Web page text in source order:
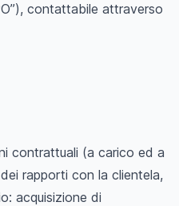
contattabile attraverso
contrattuali (a carico ed a
rapporti con la clientela,
acquisizione di